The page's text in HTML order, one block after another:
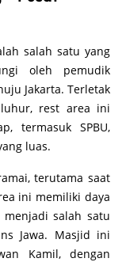
salah satu yang
oleh pemudik
Jakarta. Terletak
rest area ini
termasuk SPBU,
luas.
terutama saat
ini memiliki daya
menjadi salah satu
Jawa. Masjid ini
Kamil, dengan